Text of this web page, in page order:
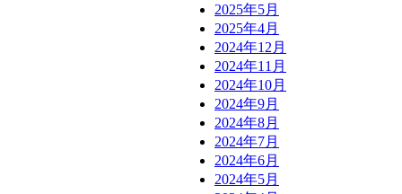
2025年5月
2025年4月
2024年12月
2024年11月
2024年10月
2024年9月
2024年8月
2024年7月
2024年6月
2024年5月